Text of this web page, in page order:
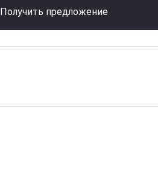
Получить предложение